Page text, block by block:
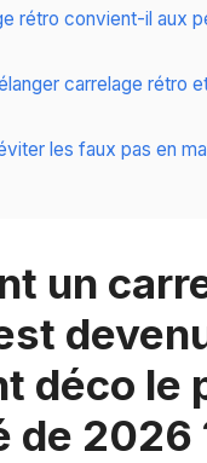
rétro convient-il aux
carrelage rétro
les faux pas en
un
déco le
de 2026